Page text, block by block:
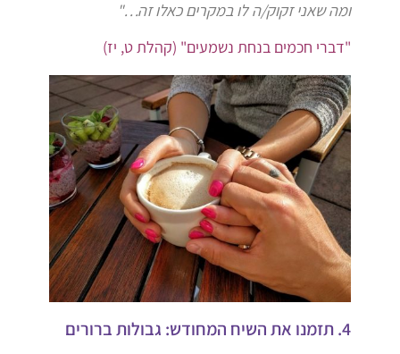
ומה שאני זקוק/ה לו במקרים כאלו זה…"
"דברי חכמים בנחת נשמעים" (קהלת ט, יז)
4. תזמנו את השיח המחודש: גבולות ברורים